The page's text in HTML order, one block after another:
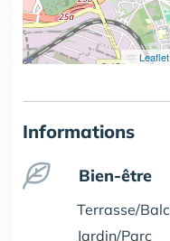
Leaflet
Informations
Bien-être
Terrasse/
Jardin/Parc